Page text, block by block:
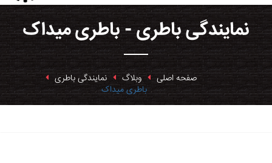
نمایندگی باطری - باطری میداک
صفحه اصلی وبلاگ نمایندگی باطری
باطری میداک